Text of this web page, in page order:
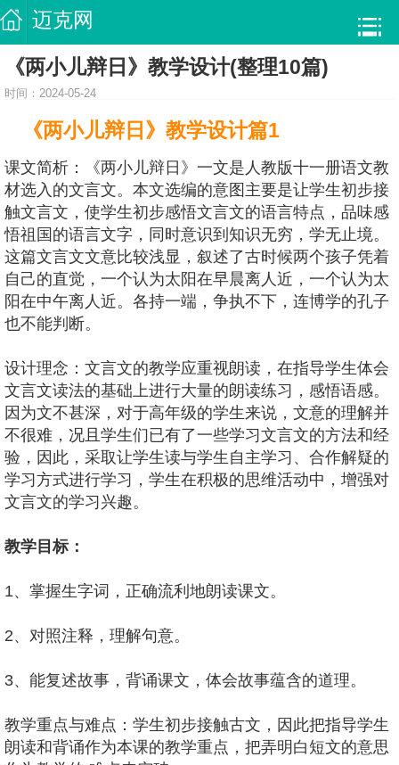
迈克网
《两小儿辩日》教学设计(整理10篇)
时间：2024-05-24
《两小儿辩日》教学设计篇1
课文简析：《两小儿辩日》一文是人教版十一册语文教
材选入的文言文。本文选编的意图主要是让学生初步接
触文言文，使学生初步感悟文言文的语言特点，品味感
悟祖国的语言文字，同时意识到知识无穷，学无止境。
这篇文言文文意比较浅显，叙述了古时候两个孩子凭着
自己的直觉，一个认为太阳在早晨离人近，一个认为太
阳在中午离人近。各持一端，争执不下，连博学的孔子
也不能判断。
设计理念：文言文的教学应重视朗读，在指导学生体会
文言文读法的基础上进行大量的朗读练习，感悟语感。
因为文不甚深，对于高年级的学生来说，文意的理解并
不很难，况且学生们已有了一些学习文言文的方法和经
验，因此，采取让学生读与学生自主学习、合作解疑的
学习方式进行学习，学生在积极的思维活动中，增强对
文言文的学习兴趣。
教学目标：
1、掌握生字词，正确流利地朗读课文。
2、对照注释，理解句意。
3、能复述故事，背诵课文，体会故事蕴含的道理。
教学重点与难点：学生初步接触古文，因此把指导学生
朗读和背诵作为本课的教学重点，把弄明白短文的意思